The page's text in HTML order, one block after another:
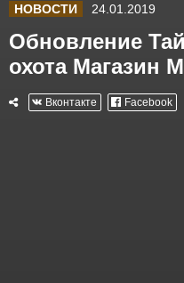
НОВОСТИ 24.01.2019
Обновление
охота Магазин
Вконтакте Facebook